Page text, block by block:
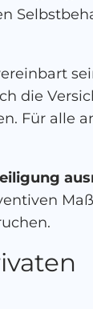
die
Für alle